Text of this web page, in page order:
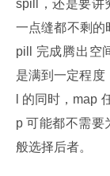
spill，还是要讲
一点缝都不剩的
pill 完成腾出空
是满到一定程度
l 的同时，map
p 可能都不需要
般选择后者。